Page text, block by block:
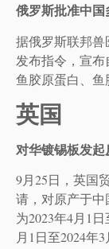
俄罗斯批准中
据俄罗斯联邦
发布指令，宣布
鱼胶原蛋白、鱼
英国
对华镀锡板发
9月25日，英国
请，对原产于
为2023年4月1
月1日至2024年3